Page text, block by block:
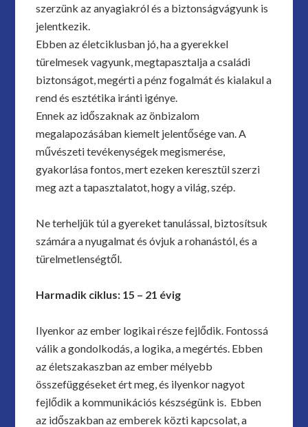
szerzünk az anyagiakról és a biztonságvágyunk is
jelentkezik.
Ebben az életciklusban jó, ha a gyerekkel
türelmesek vagyunk, megtapasztalja a családi
biztonságot, megérti a pénz fogalmát és kialakul a
rend és esztétika iránti igénye.
Ennek az időszaknak az önbizalom
megalapozásában kiemelt jelentősége van. A
művészeti tevékenységek megismerése,
gyakorlása fontos, mert ezeken keresztül szerzi
meg azt a tapasztalatot, hogy a világ, szép.
Ne terheljük túl a gyereket tanulással, biztosítsuk
számára a nyugalmat és óvjuk a rohanástól, és a
türelmetlenségtől.
Harmadik ciklus: 15 – 21 évig
Ilyenkor az ember logikai része fejlődik. Fontossá
válik a gondolkodás, a logika, a megértés. Ebben
az életszakaszban az ember mélyebb
összefüggéseket ért meg, és ilyenkor nagyot
fejlődik a kommunikációs készségünk is. Ebben
az időszakban az emberek közti kapcsolat, a